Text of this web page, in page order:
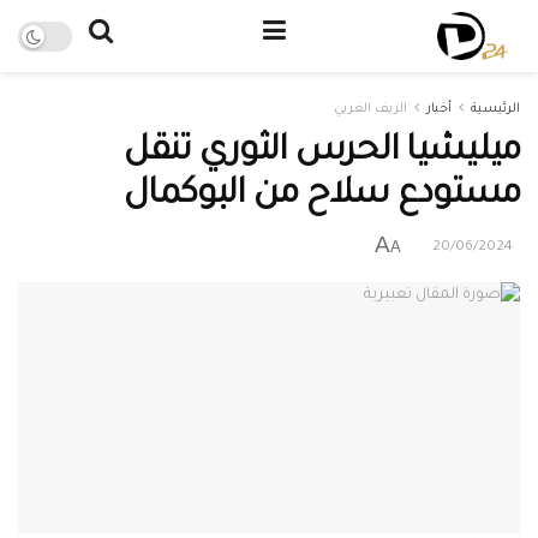
الرئيسية أخبار الريف الغربي
ميليشيا الحرس الثوري تنقل
مستودع سلاح من البوكمال
20/06/2024
A
A